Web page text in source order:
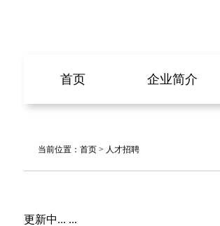
首页 企业简介
当前位置： 首页> 人才招聘
更新中... ...